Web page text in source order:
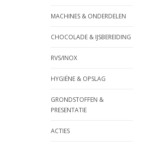
MACHINES & ONDERDELEN
CHOCOLADE & IJSBEREIDING
RVS/INOX
HYGIËNE & OPSLAG
GRONDSTOFFEN &
PRESENTATIE
ACTIES